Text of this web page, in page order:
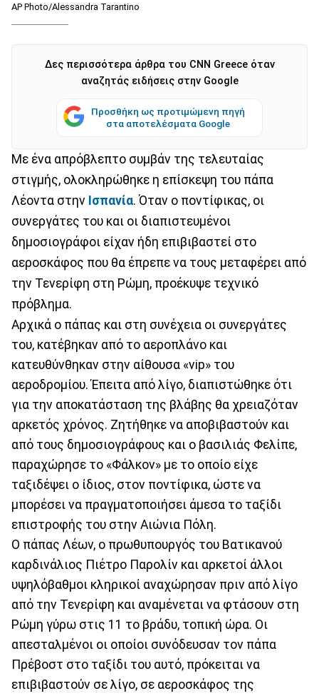
AP Photo/Alessandra Tarantino
Δες περισσότερα άρθρα του CNN Greece όταν
αναζητάς ειδήσεις στην Google
Προσθήκη ως προτιμώμενη πηγή
στα αποτελέσματα Google
Με ένα απρόβλεπτο συμβάν της τελευταίας
στιγμής, ολοκληρώθηκε η επίσκεψη του πάπα
Λέοντα στην Ισπανία. Όταν ο ποντίφικας, οι
συνεργάτες του και οι διαπιστευμένοι
δημοσιογράφοι είχαν ήδη επιβιβαστεί στο
αεροσκάφος που θα έπρεπε να τους μεταφέρει από
την Τενερίφη στη Ρώμη, προέκυψε τεχνικό
πρόβλημα.
Αρχικά ο πάπας και στη συνέχεια οι συνεργάτες
του, κατέβηκαν από το αεροπλάνο και
κατευθύνθηκαν στην αίθουσα «vip» του
αεροδρομίου. Έπειτα από λίγο, διαπιστώθηκε ότι
για την αποκατάσταση της βλάβης θα χρειαζόταν
αρκετός χρόνος. Ζητήθηκε να αποβιβαστούν και
από τους δημοσιογράφους και ο βασιλιάς Φελίπε,
παραχώρησε το «Φάλκον» με το οποίο είχε
ταξιδέψει ο ίδιος, στον ποντίφικα, ώστε να
μπορέσει να πραγματοποιήσει άμεσα το ταξίδι
επιστροφής του στην Αιώνια Πόλη.
Ο πάπας Λέων, ο πρωθυπουργός του Βατικανού
καρδινάλιος Πιέτρο Παρολίν και αρκετοί άλλοι
υψηλόβαθμοι κληρικοί αναχώρησαν πριν από λίγο
από την Τενερίφη και αναμένεται να φτάσουν στη
Ρώμη γύρω στις 11 το βράδυ, τοπική ώρα. Οι
απεσταλμένοι οι οποίοι συνόδευσαν τον πάπα
Πρέβοστ στο ταξίδι του αυτό, πρόκειται να
επιβιβαστούν σε λίγο, σε αεροσκάφος της